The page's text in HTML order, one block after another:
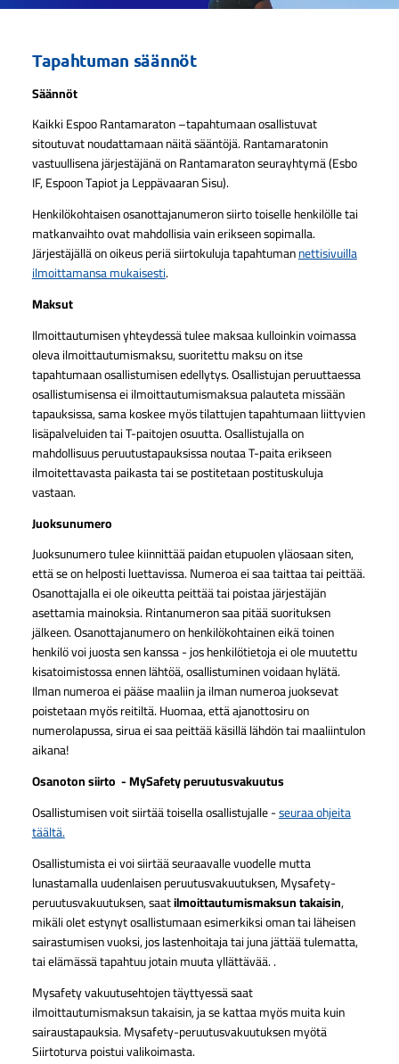
Tapahtuman säännöt
Säännöt
Kaikki Espoo Rantamaraton –tapahtumaan osallistuvat
sitoutuvat noudattamaan näitä sääntöjä. Rantamaratonin
vastuullisena järjestäjänä on Rantamaraton seurayhtymä (Esbo
IF, Espoon Tapiot ja Leppävaaran Sisu).
Henkilökohtaisen osanottajanumeron siirto toiselle henkilölle tai
matkanvaihto ovat mahdollisia vain erikseen sopimalla.
Järjestäjällä on oikeus periä siirtokuluja tapahtumannettisivuilla
ilmoittamansa mukaisesti.
Maksut
Ilmoittautumisen yhteydessä tulee maksaa kulloinkin voimassa
oleva ilmoittautumismaksu, suoritettu maksu on itse
tapahtumaan osallistumisen edellytys. Osallistujan peruuttaessa
osallistumisensa ei ilmoittautumismaksua palauteta missään
tapauksissa, sama koskee myös tilattujen tapahtumaan liittyvien
lisäpalveluiden tai T-paitojen osuutta. Osallistujalla on
mahdollisuus peruutustapauksissa noutaa T-paita erikseen
ilmoitettavasta paikasta tai se postitetaan postituskuluja
vastaan.
Juoksunumero
Juoksunumero tulee kiinnittää paidan etupuolen yläosaan siten,
että se on helposti luettavissa. Numeroa ei saa taittaa tai peittää.
Osanottajalla ei ole oikeutta peittää tai poistaa järjestäjän
asettamia mainoksia. Rintanumeron saa pitää suorituksen
jälkeen. Osanottajanumero on henkilökohtainen eikä toinen
henkilö voi juosta sen kanssa - jos henkilötietoja ei ole muutettu
kisatoimistossa ennen lähtöä, osallistuminen voidaan hylätä.
Ilman numeroa ei pääse maaliin ja ilman numeroa juoksevat
poistetaan myös reitiltä. Huomaa, että ajanottosiru on
numerolapussa, sirua ei saa peittää käsillä lähdön tai maaliintulon
aikana!
Osanoton siirto - MySafety peruutusvakuutus
Osallistumisen voit siirtää toisella osallistujalle -seuraa ohjeita
täältä.
Osallistumista ei voi siirtää seuraavalle vuodelle mutta
lunastamalla uudenlaisen peruutusvakuutuksen, Mysafety-
peruutusvakuutuksen, saatilmoittautumismaksun takaisin,
mikäli olet estynyt osallistumaan esimerkiksi oman tai läheisen
sairastumisen vuoksi, jos lastenhoitaja tai juna jättää tulematta,
tai elämässä tapahtuu jotain muuta yllättävää. .
Mysafety vakuutusehtojen täyttyessä saat
ilmoittautumismaksun takaisin, ja se kattaa myös muita kuin
sairaustapauksia. Mysafety-peruutusvakuutuksen myötä
Siirtoturva poistui valikoimasta.